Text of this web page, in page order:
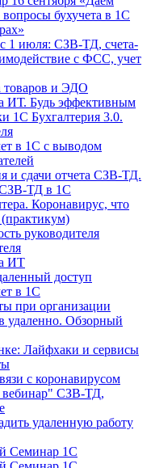
бухучета в 1С
1 июля: СЗВ-ТД, счета-
с ФСС, учет
товаров и ЭДО
ИТ. Будь эффективным
1С Бухгалтерия 3.0.
в 1С с выводом
и сдачи отчета СЗВ-ТД.
СЗВ-ТД в 1С
Коронавирус, что
(практикум)
руководителя
ИТ
доступ
в 1С
при организации
удаленно. Обзорный
Лайфхаки и сервисы
с коронавирусом
вебинар" СЗВ-ТД,
удаленную работу
Семинар 1С